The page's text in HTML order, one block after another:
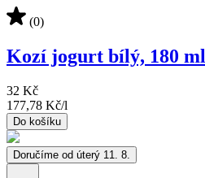
(0)
Kozí jogurt bílý, 180 ml
32 Kč
177,78 Kč/l
Do košíku
Doručíme od úterý 11. 8.